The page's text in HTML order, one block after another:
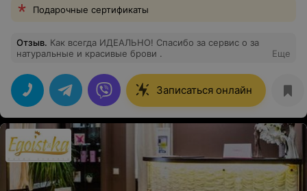
Подарочные сертификаты
Отзыв. Как всегда ИДЕАЛЬНО! Спасибо за сервис о за
натуральные и красивые брови .
Еще
Записаться онлайн